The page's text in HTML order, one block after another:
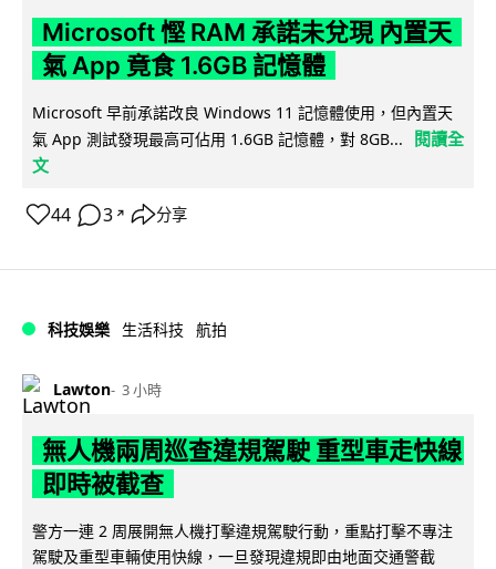
Microsoft 慳 RAM 承諾未兌現 內置天
氣 App 竟食 1.6GB 記憶體
Microsoft 早前承諾改良 Windows 11 記憶體使用，但內置天
氣 App 測試發現最高可佔用 1.6GB 記憶體，對 8GB...
閱讀全
文
44 3 ↗ 分享
科技娛樂 生活科技 航拍
Lawton 3 小時
無人機兩周巡查違規駕駛 重型車走快線
即時被截查
警方一連 2 周展開無人機打擊違規駕駛行動，重點打擊不專注
駕駛及重型車輛使用快線，一旦發現違規即由地面交通警截